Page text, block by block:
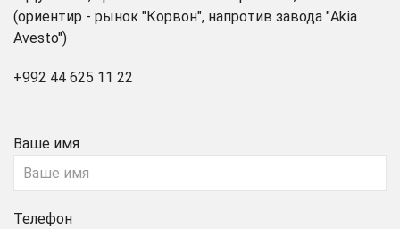
(ориентир - рынок "Корвон", напротив завода "Akia
Avesto")
+992 44 625 11 22
Ваше имя
Телефон